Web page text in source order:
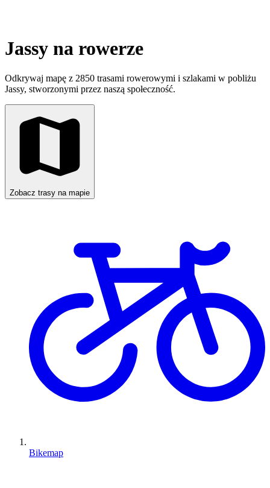
Jassy na rowerze
Odkrywaj mapę z 2850 trasami rowerowymi i szlakami w pobliżu
Jassy, stworzonymi przez naszą społeczność.
Zobacz trasy na mapie
Bikemap